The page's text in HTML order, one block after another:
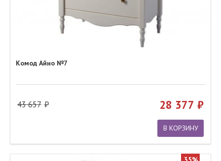
Комод Айно №7
43 657 28 377
В КОРЗИНУ